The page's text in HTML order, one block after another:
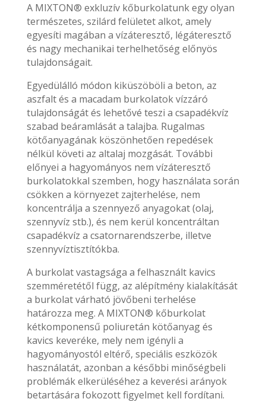
A MIXTON® exkluzív kőburkolatunk egy olyan
természetes, szilárd felületet alkot, amely
egyesíti magában a vízáteresztő, légáteresztő
és nagy mechanikai terhelhetőség előnyös
tulajdonságait.
Egyedülálló módon kiküszöböli a beton, az
aszfalt és a macadam burkolatok vízzáró
tulajdonságát és lehetővé teszi a csapadékvíz
szabad beáramlását a talajba. Rugalmas
kötőanyagának köszönhetően repedések
nélkül követi az altalaj mozgását. További
előnyei a hagyományos nem vízáteresztő
burkolatokkal szemben, hogy használata során
csökken a környezet zajterhelése, nem
koncentrálja a szennyező anyagokat (olaj,
szennyvíz stb.), és nem kerül koncentráltan
csapadékvíz a csatornarendszerbe, illetve
szennyvíztisztítókba.
A burkolat vastagsága a felhasznált kavics
szemméretétől függ, az alépítmény kialakítását
a burkolat várható jövőbeni terhelése
határozza meg. A MIXTON® kőburkolat
kétkomponensű poliuretán kötőanyag és
kavics keveréke, mely nem igényli a
hagyományostól eltérő, speciális eszközök
használatát, azonban a későbbi minőségbeli
problémák elkerüléséhez a keverési arányok
betartására fokozott figyelmet kell fordítani.